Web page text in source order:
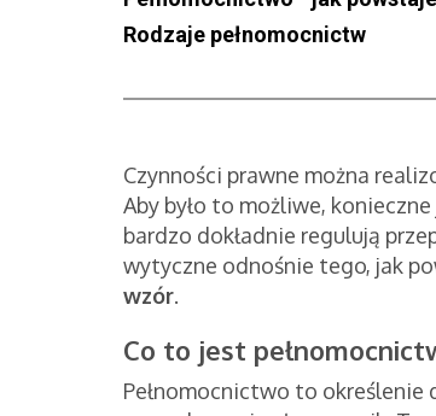
Rodzaje pełnomocnictw
Czynności prawne można
Aby było to możliwe,
bardzo dokładnie regulują
wytyczne odnośnie tego, jak
wzór.
Co to jest
Pełnomocnictwo to określenie